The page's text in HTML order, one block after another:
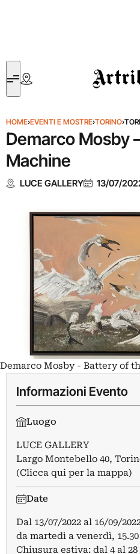
Artribune
HOME›EVENTI E MOSTRE›TORINO›
Demarco Mosby
Machine
LUCE GALLERY 13/07/
Demarco Mosby - Battery of
Informazioni Evento
Luogo
LUCE GALLERY
Largo Montebello 40,
(Clicca qui per la mappa)
Date
Dal 13/07/2022 al 16/09/
da martedì a venerdì, 15.30
Chiusura estiva: dal 4 al 28